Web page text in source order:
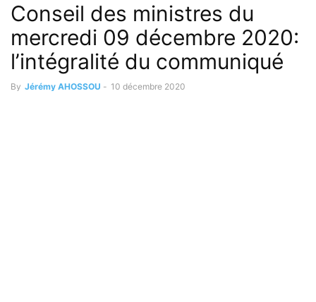
Conseil des ministres du
mercredi 09 décembre 2020:
l’intégralité du communiqué
By Jérémy AHOSSOU - 10 décembre 2020